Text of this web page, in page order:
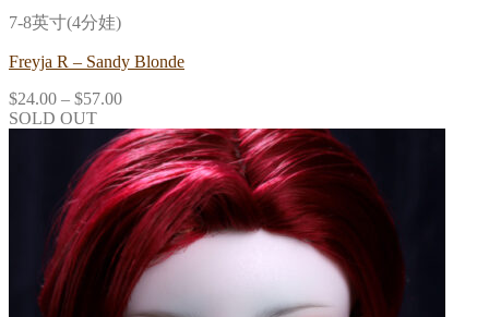
7-8英寸(4分娃)
Freyja R – Sandy Blonde
$24.00 – $57.00
SOLD OUT